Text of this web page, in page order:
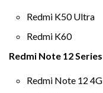
Redmi K50 Ultra
Redmi K60
Redmi Note 12 Series
Redmi Note 12 4G